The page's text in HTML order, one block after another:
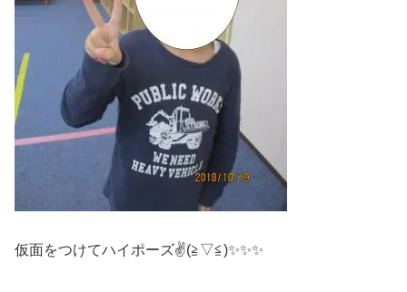
仮面をつけてハイポーズ✌(≧▽≦)✨✨✨